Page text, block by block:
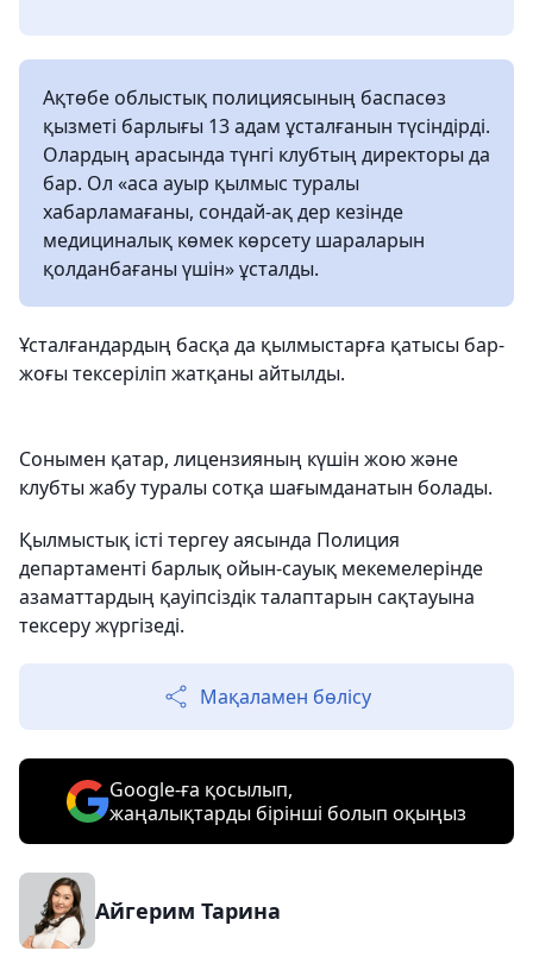
Ақтөбе облыстық полициясының баспасөз
қызметі барлығы 13 адам ұсталғанын түсіндірді.
Олардың арасында түнгі клубтың директоры да
бар. Ол «аса ауыр қылмыс туралы
хабарламағаны, сондай-ақ дер кезінде
медициналық көмек көрсету шараларын
қолданбағаны үшін» ұсталды.
Ұсталғандардың басқа да қылмыстарға қатысы бар-
жоғы тексеріліп жатқаны айтылды.
Сонымен қатар, лицензияның күшін жою және
клубты жабу туралы сотқа шағымданатын болады.
Қылмыстық істі тергеу аясында Полиция
департаменті барлық ойын-сауық мекемелерінде
азаматтардың қауіпсіздік талаптарын сақтауына
тексеру жүргізеді.
Мақаламен бөлісу
Google-ға қосылып,
жаңалықтарды бірінші болып оқыңыз
Айгерим Тарина